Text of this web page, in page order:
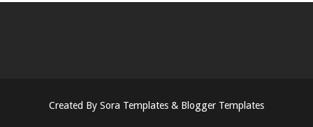
Created By Sora Templates & Blogger Templates